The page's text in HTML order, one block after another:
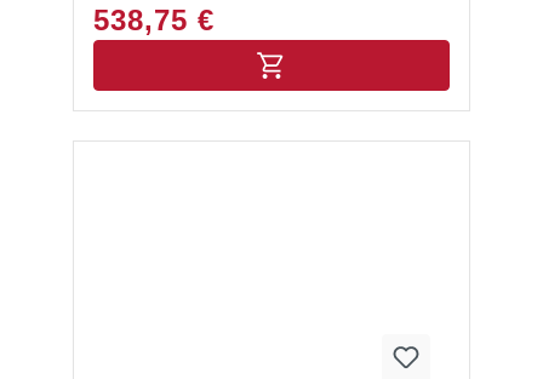
optimieren und zu vereinfachen. Produktvorteile:
Effiziente Bestückung und Entnahme: Die Regale
werden auf einer Seite mit Kartons, Kästen oder
Behältern bestückt. Dank der Polykarbonat-Röllchen
entnommen werden können. Dies ermöglicht eine
538,75 €